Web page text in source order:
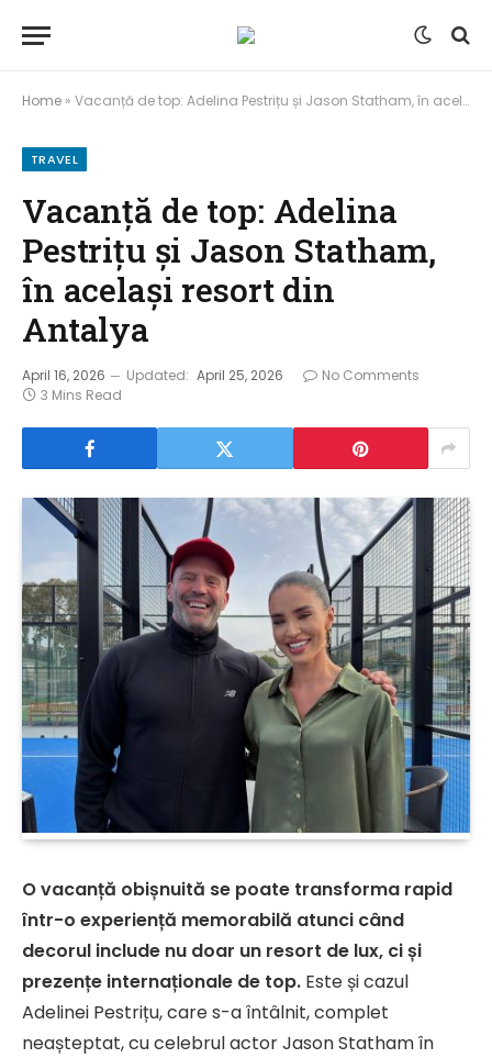
Home » Vacanță de top: Adelina Pestrițu și Jason Statham, în același resort din Antalya
TRAVEL
Vacanță de top: Adelina
Pestrițu și Jason Statham,
în același resort din
Antalya
April 16, 2026 Updated: April 25, 2026
No Comments
3 Mins Read
O vacanță obișnuită se poate transforma rapid
într-o experiență memorabilă atunci când
decorul include nu doar un resort de lux, ci și
prezențe internaționale de top. Este și cazul
Adelinei Pestrițu, care s-a întâlnit, complet
neașteptat, cu celebrul actor Jason Statham în